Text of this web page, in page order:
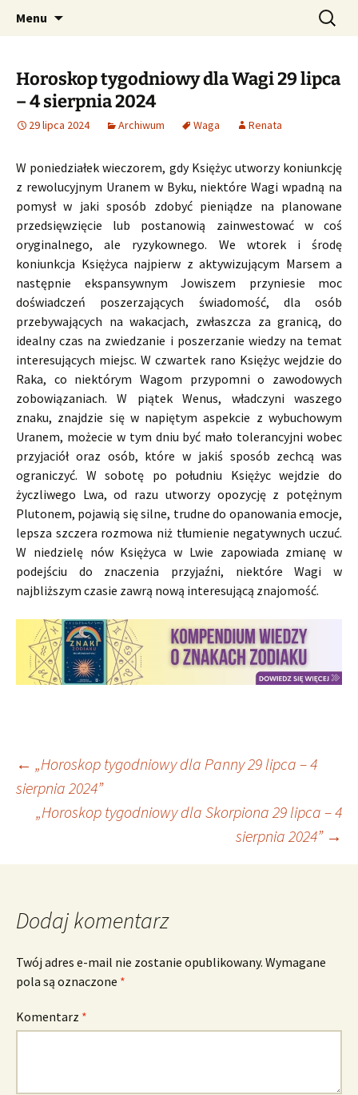
CzaroMarowy horoskop
dzienny, miesięczny i
tygodniowy
Profesjonalne przepowiednie astrologiczne
Menu Szukaj:
Horoskop tygodniowy dla Wagi 29 lipca
– 4 sierpnia 2024
29 lipca 2024 Archiwum Waga Renata
W poniedziałek wieczorem, gdy Księżyc utworzy koniunkcję
z rewolucyjnym Uranem w Byku, niektóre Wagi wpadną na
pomysł w jaki sposób zdobyć pieniądze na planowane
przedsięwzięcie lub postanowią zainwestować w coś
oryginalnego, ale ryzykownego. We wtorek i środę
koniunkcja Księżyca najpierw z aktywizującym Marsem a
następnie ekspansywnym Jowiszem przyniesie moc
doświadczeń poszerzających świadomość, dla osób
przebywających na wakacjach, zwłaszcza za granicą, do
idealny czas na zwiedzanie i poszerzanie wiedzy na temat
interesujących miejsc. W czwartek rano Księżyc wejdzie do
Raka, co niektórym Wagom przypomni o zawodowych
zobowiązaniach. W piątek Wenus, władczyni waszego
znaku, znajdzie się w napiętym aspekcie z wybuchowym
Uranem, możecie w tym dniu być mało tolerancyjni wobec
przyjaciół oraz osób, które w jakiś sposób zechcą was
ograniczyć. W sobotę po południu Księżyc wejdzie do
życzliwego Lwa, od razu utworzy opozycję z potężnym
Plutonem, pojawią się silne, trudne do opanowania emocje,
lepsza szczera rozmowa niż tłumienie negatywnych uczuć.
W niedzielę nów Księżyca w Lwie zapowiada zmianę w
podejściu do znaczenia przyjaźni, niektóre Wagi w
najbliższym czasie zawrą nową interesującą znajomość.
Nawigacja
wpisu
← „Horoskop tygodniowy dla Panny 29 lipca – 4
sierpnia 2024”
„Horoskop tygodniowy dla Skorpiona 29 lipca – 4
sierpnia 2024” →
Dodaj komentarz
Twój adres e-mail nie zostanie opublikowany. Wymagane
pola są oznaczone *
Komentarz *